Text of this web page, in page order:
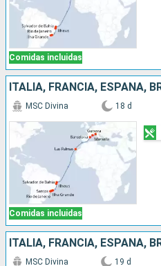
Comidas incluidas
ITALIA, FRANCIA, ESPAÑA,
Comidas incluidas
MSC Divina 18 d
ITALIA, FRANCIA, ESPAÑA,
MSC Divina 19 d